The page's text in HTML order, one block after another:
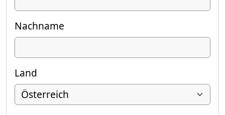
Nachname
Land